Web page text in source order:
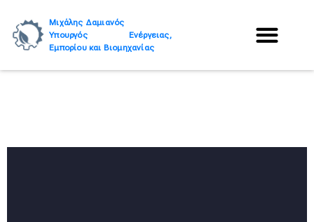
Μιχάλης Δαμιανός
Υπουργός Ενέργειας,
Εμπορίου και Βιομηχανίας